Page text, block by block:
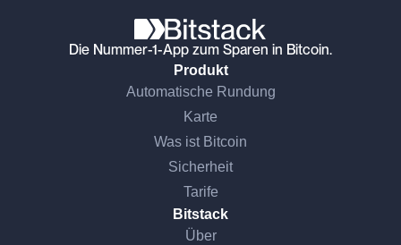
Die Nummer-1-App zum Sparen in Bitcoin.
Produkt
Automatische Rundung
Karte
Was ist Bitcoin
Sicherheit
Tarife
Bitstack
Über